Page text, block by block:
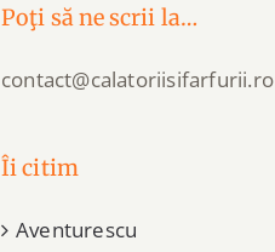
Poţi să ne scrii la…
contact@calatoriisifarfurii.ro
Îi citim
Aventurescu